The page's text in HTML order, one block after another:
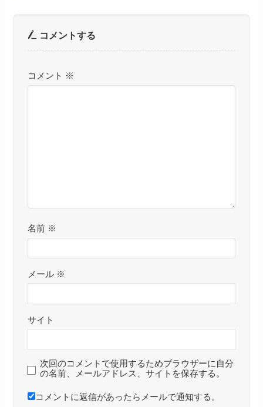
コメントする
コメント ※
名前 ※
メール ※
サイト
次回のコメントで使用するためブラウザーに自分
の名前、メールアドレス、サイトを保存する。
コメントに返信があったらメールで通知する。